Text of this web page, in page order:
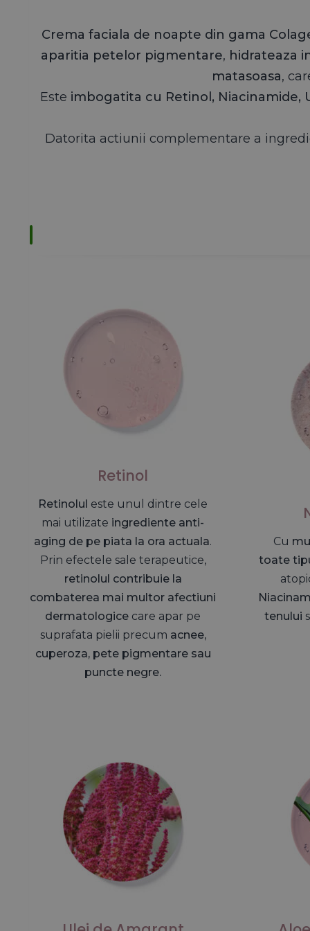
Angelica
Rating: 5/5
ar fi bine daca ar fi si o monstra in pachet
comanda a venit foarte repede
Wed Jun 10 2026 05:21:57 GMT+0000
Crema de noapte cu Retinol Gama Colagen
Angheluta
Crema de noapte cu Retinol Gama Colagen
Bianca
Sun Mar 01 2026 11:23:06 GMT+0000 (Coordinated
Crema de noapte cu Retinol Gama Colagen
O crema emolienata, imi place foarte mult!
"Am achiziitionat -o recent,
imi place textura, intra
Sun Nov 16 2025 08:16:06 GMT+0000 (Coordinated
Crema faciala de noapte din gama
aparitia petelor pigmentare, hidrateaza
matasoasa,
Este imbogatita cu Retinol, Niacinamide,
Datorita actiunii complementare a
Retinol
Retinolul este unul dintre cele
mai utilizate ingrediente anti-
aging de pe piata la ora actuala.
Prin efectele sale terapeutice,
retinolul contribuie la
combaterea mai multor afectiuni
dermatologice care apar pe
suprafata pielii precum acnee,
cuperoza, pete pigmentare sau
puncte negre.
Cu
toate
tenului